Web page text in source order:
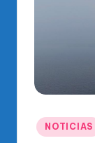
O
Publicado
en
NOTICIAS